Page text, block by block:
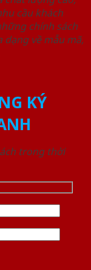
cầu khách
chính sách
dạng về mẫu mã,
KÝ
trong thời